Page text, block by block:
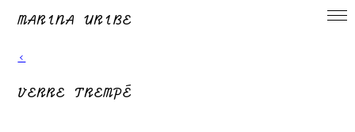
MARINA URIBE
‹
VERRE TREMPÉ